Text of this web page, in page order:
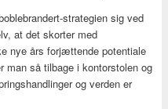
strategien sig ved
at det skorter med
nye års forjættende potentiale
man så tilbage i kontorstolen og
og verden er